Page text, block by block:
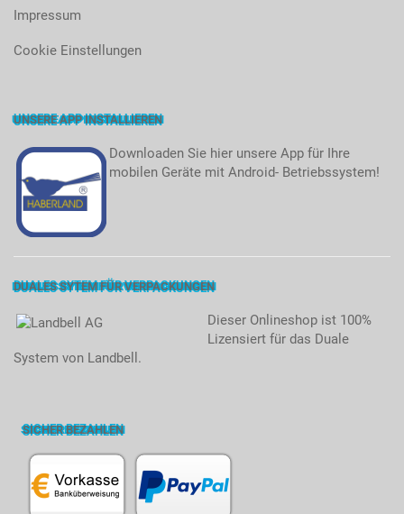
Impressum
Cookie Einstellungen
UNSERE APP INSTALLIEREN
Downloaden Sie hier unsere App für Ihre
mobilen Geräte mit Android- Betriebssystem!
DUALES SYTEM FÜR VERPACKUNGEN
Dieser Onlineshop ist 100%
Lizensiert für das Duale
System von Landbell.
SICHER BEZAHLEN